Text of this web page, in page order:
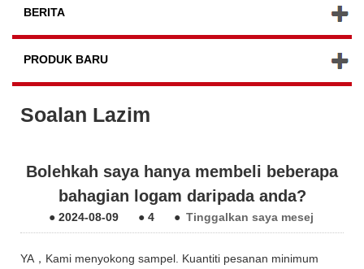
BERITA
PRODUK BARU
Soalan Lazim
Bolehkah saya hanya membeli beberapa
bahagian logam daripada anda?
● 2024-08-09 ● 4 ● Tinggalkan saya mesej
YA，Kami menyokong sampel. Kuantiti pesanan minimum